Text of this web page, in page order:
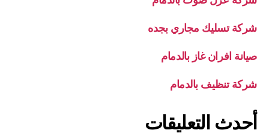
شركة تسليك مجاري بجده
صيانة افران غاز بالدمام
شركة تنظيف بالدمام
أحدث التعليقات